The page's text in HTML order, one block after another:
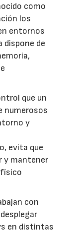
como
los
entornos
dispone de
que un
numerosos
y
evita que
y mantener
con
en distintas